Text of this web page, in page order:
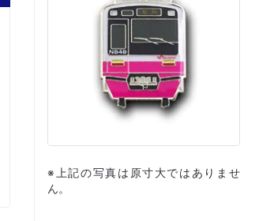
※上記の写真は原寸大ではありませ
ん。